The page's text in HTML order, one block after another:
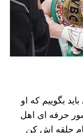
بگوییم که او
یک بوکسور حرفه‌ ای اهل
حلقه‌ اش کن